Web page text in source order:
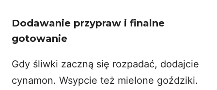
Dodawanie przypraw i finalne
gotowanie
Gdy śliwki zaczną się rozpadać, dodajcie
cynamon. Wsypcie też mielone goździki.